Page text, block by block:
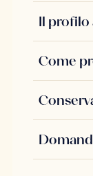
Il profilo
Come